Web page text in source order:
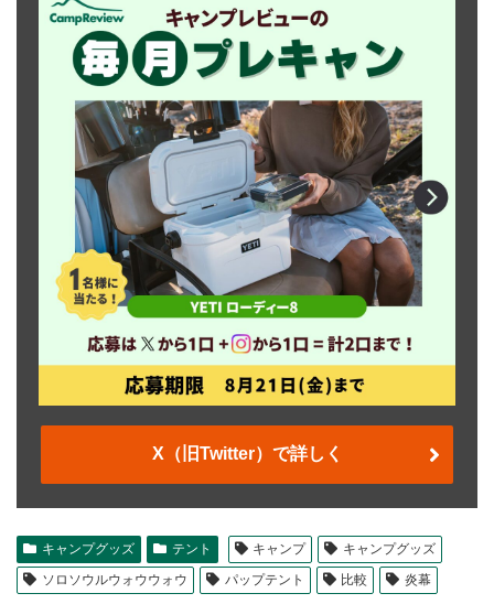
X（旧Twitter）で詳しく
キャンプグッズ テント キャンプ
キャンプグッズ
ソロソウルウォウウォウ
パップテント 比較 炎幕